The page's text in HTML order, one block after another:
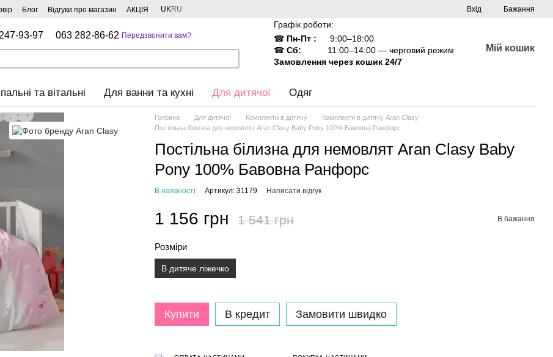
Блог Відгуки про магазин АКЦІЯ UKRU Вхід Бажання
93-97 063 282-86-62 Передзвонити вам?
Графік роботи:
☎ Пн-Пт :
9:00–18:00
☎Сб:
11:00–14:00 — черговий режим
Замовлення через кошик 24/7
Мій кошик
та вітальні Для ванни та кухні Для дитячої Одяг
Головна Для дитячої Комплекти в дитячу
Комплекти в дитячу Aran Clasy
Постільна білизна для немовлят Aran Clasy Baby Pony 100% Бавовна Ранфорс
Постільна білизна для немовлят Aran Clasy Baby
Pony 100% Бавовна Ранфорс
В наявності Артикул: 31179 Написати відгук
1 156 грн 1 541 грн В бажання
Розміри
В дитяче ліжечко
Купити В кредит Замовити швидко